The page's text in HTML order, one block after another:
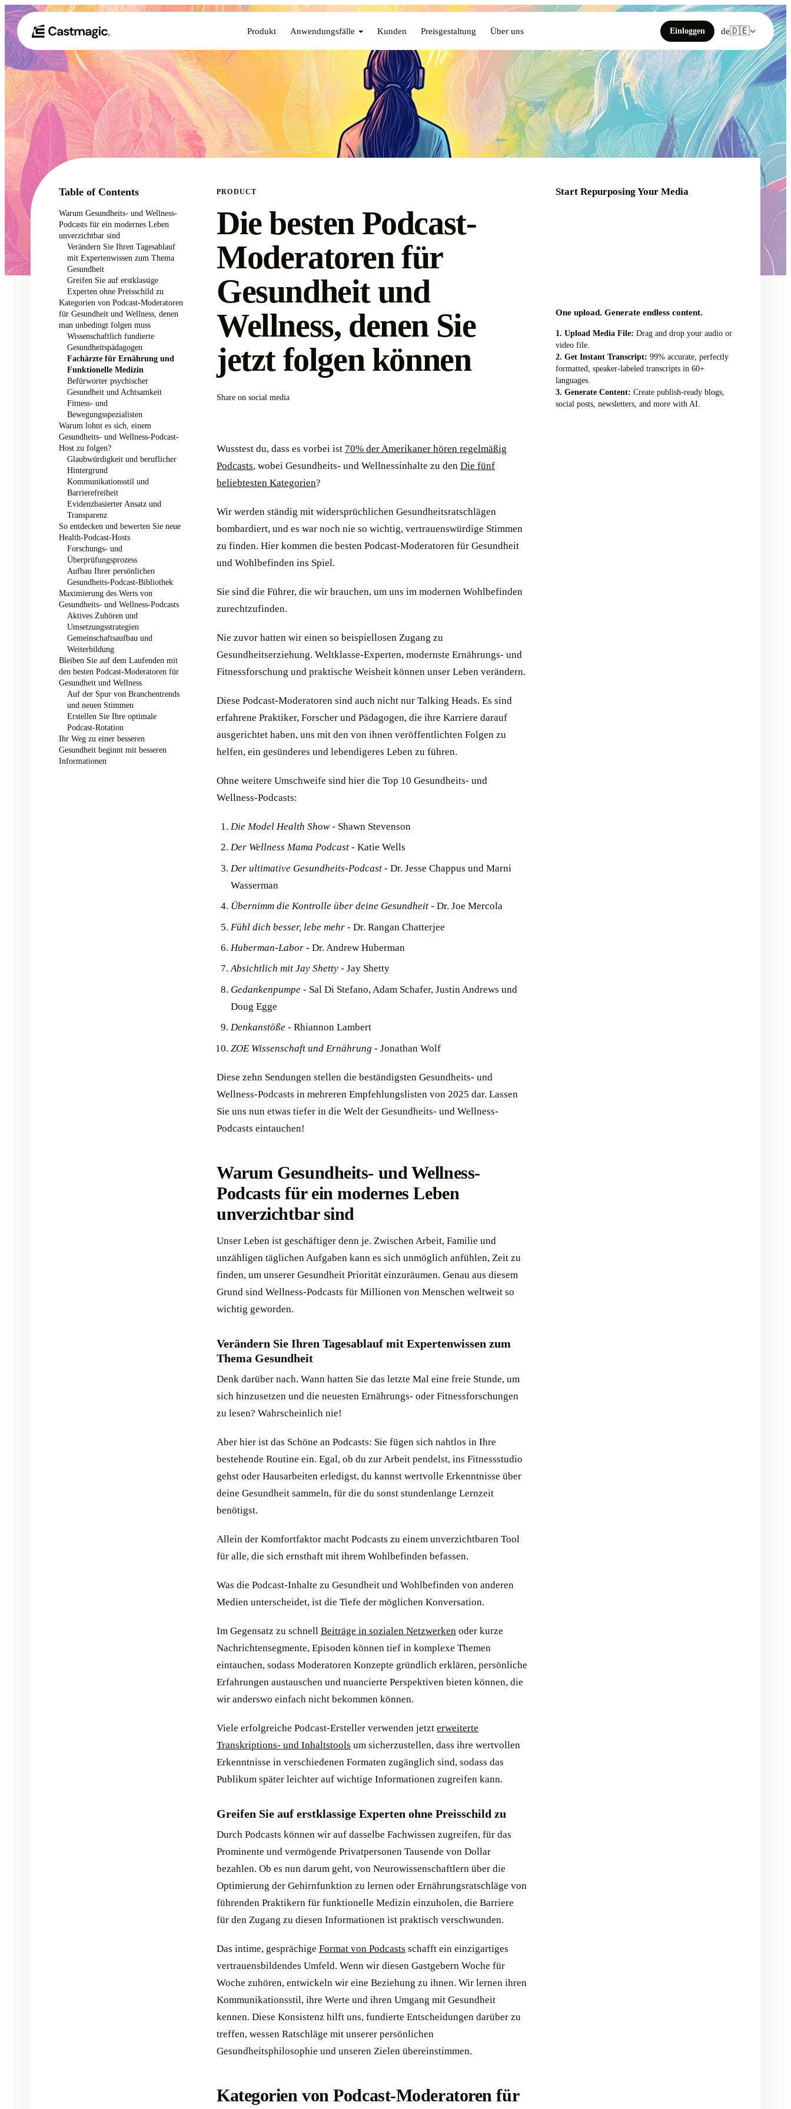
Produkt Anwendungsfälle Kunden Preisgestaltung Über uns Einloggen de🇩🇪
Table of Contents
Warum Gesundheits- und Wellness-
Podcasts für ein modernes Leben
unverzichtbar sind
Verändern Sie Ihren Tagesablauf
mit Expertenwissen zum Thema
Gesundheit
Greifen Sie auf erstklassige
Experten ohne Preisschild zu
Kategorien von Podcast-Moderatoren
für Gesundheit und Wellness, denen
man unbedingt folgen muss
Wissenschaftlich fundierte
Gesundheitspädagogen
Fachärzte für Ernährung und
Funktionelle Medizin
Befürworter psychischer
Gesundheit und Achtsamkeit
Fitness- und
Bewegungsspezialisten
Warum lohnt es sich, einem
Gesundheits- und Wellness-Podcast-
Host zu folgen?
Glaubwürdigkeit und beruflicher
Hintergrund
Kommunikationsstil und
Barrierefreiheit
Evidenzbasierter Ansatz und
Transparenz
So entdecken und bewerten Sie neue
Health-Podcast-Hosts
Forschungs- und
Überprüfungsprozess
Aufbau Ihrer persönlichen
Gesundheits-Podcast-Bibliothek
Maximierung des Werts von
Gesundheits- und Wellness-Podcasts
Aktives Zuhören und
Umsetzungsstrategien
Gemeinschaftsaufbau und
Weiterbildung
Bleiben Sie auf dem Laufenden mit
den besten Podcast-Moderatoren für
Gesundheit und Wellness
Auf der Spur von Branchentrends
und neuen Stimmen
Erstellen Sie Ihre optimale
Podcast-Rotation
Ihr Weg zu einer besseren
Gesundheit beginnt mit besseren
Informationen
PRODUCT
Die besten Podcast-
Moderatoren für
Gesundheit und
Wellness, denen Sie
jetzt folgen können
Share on social media
Wusstest du, dass es vorbei ist 70% der Amerikaner hören regelmäßig
Podcasts, wobei Gesundheits- und Wellnessinhalte zu den Die fünf
beliebtesten Kategorien?
Wir werden ständig mit widersprüchlichen Gesundheitsratschlägen
bombardiert, und es war noch nie so wichtig, vertrauenswürdige Stimmen
zu finden. Hier kommen die besten Podcast-Moderatoren für Gesundheit
und Wohlbefinden ins Spiel.
Sie sind die Führer, die wir brauchen, um uns im modernen Wohlbefinden
zurechtzufinden.
Nie zuvor hatten wir einen so beispiellosen Zugang zu
Gesundheitserziehung. Weltklasse-Experten, modernste Ernährungs- und
Fitnessforschung und praktische Weisheit können unser Leben verändern.
Diese Podcast-Moderatoren sind auch nicht nur Talking Heads. Es sind
erfahrene Praktiker, Forscher und Pädagogen, die ihre Karriere darauf
ausgerichtet haben, uns mit den von ihnen veröffentlichten Folgen zu
helfen, ein gesünderes und lebendigeres Leben zu führen.
Ohne weitere Umschweife sind hier die Top 10 Gesundheits- und
Wellness-Podcasts:
Die Model Health Show- Shawn Stevenson
Der Wellness Mama Podcast - Katie Wells
Der ultimative Gesundheits-Podcast - Dr. Jesse Chappus und Marni
Wasserman
Übernimm die Kontrolle über deine Gesundheit - Dr. Joe Mercola
Fühl dich besser, lebe mehr - Dr. Rangan Chatterjee
Huberman-Labor - Dr. Andrew Huberman
Absichtlich mit Jay Shetty - Jay Shetty
Gedankenpumpe - Sal Di Stefano, Adam Schafer, Justin Andrews und
Doug Egge
Denkanstöße - Rhiannon Lambert
ZOE Wissenschaft und Ernährung - Jonathan Wolf
Diese zehn Sendungen stellen die beständigsten Gesundheits- und
Wellness-Podcasts in mehreren Empfehlungslisten von 2025 dar. Lassen
Sie uns nun etwas tiefer in die Welt der Gesundheits- und Wellness-
Podcasts eintauchen!
Warum Gesundheits- und Wellness-
Podcasts für ein modernes Leben
unverzichtbar sind
Unser Leben ist geschäftiger denn je. Zwischen Arbeit, Familie und
unzähligen täglichen Aufgaben kann es sich unmöglich anfühlen, Zeit zu
finden, um unserer Gesundheit Priorität einzuräumen. Genau aus diesem
Grund sind Wellness-Podcasts für Millionen von Menschen weltweit so
wichtig geworden.
Verändern Sie Ihren Tagesablauf mit Expertenwissen zum
Thema Gesundheit
Denk darüber nach. Wann hatten Sie das letzte Mal eine freie Stunde, um
sich hinzusetzen und die neuesten Ernährungs- oder Fitnessforschungen
zu lesen? Wahrscheinlich nie!
Aber hier ist das Schöne an Podcasts: Sie fügen sich nahtlos in Ihre
bestehende Routine ein. Egal, ob du zur Arbeit pendelst, ins Fitnessstudio
gehst oder Hausarbeiten erledigst, du kannst wertvolle Erkenntnisse über
deine Gesundheit sammeln, für die du sonst stundenlange Lernzeit
benötigst.
Allein der Komfortfaktor macht Podcasts zu einem unverzichtbaren Tool
für alle, die sich ernsthaft mit ihrem Wohlbefinden befassen.
Was die Podcast-Inhalte zu Gesundheit und Wohlbefinden von anderen
Medien unterscheidet, ist die Tiefe der möglichen Konversation.
Im Gegensatz zu schnell Beiträge in sozialen Netzwerken oder kurze
Nachrichtensegmente, Episoden können tief in komplexe Themen
eintauchen, sodass Moderatoren Konzepte gründlich erklären, persönliche
Erfahrungen austauschen und nuancierte Perspektiven bieten können, die
wir anderswo einfach nicht bekommen können.
Viele erfolgreiche Podcast-Ersteller verwenden jetzt erweiterte
Transkriptions- und Inhaltstools um sicherzustellen, dass ihre wertvollen
Erkenntnisse in verschiedenen Formaten zugänglich sind, sodass das
Publikum später leichter auf wichtige Informationen zugreifen kann.
Greifen Sie auf erstklassige Experten ohne Preisschild zu
Durch Podcasts können wir auf dasselbe Fachwissen zugreifen, für das
Prominente und vermögende Privatpersonen Tausende von Dollar
bezahlen. Ob es nun darum geht, von Neurowissenschaftlern über die
Optimierung der Gehirnfunktion zu lernen oder Ernährungsratschläge von
führenden Praktikern für funktionelle Medizin einzuholen, die Barriere
für den Zugang zu diesen Informationen ist praktisch verschwunden.
Das intime, gesprächige Format von Podcasts schafft ein einzigartiges
vertrauensbildendes Umfeld. Wenn wir diesen Gastgebern Woche für
Woche zuhören, entwickeln wir eine Beziehung zu ihnen. Wir lernen ihren
Kommunikationsstil, ihre Werte und ihren Umgang mit Gesundheit
kennen. Diese Konsistenz hilft uns, fundierte Entscheidungen darüber zu
treffen, wessen Ratschläge mit unserer persönlichen
Gesundheitsphilosophie und unseren Zielen übereinstimmen.
Kategorien von Podcast-Moderatoren für
Start Repurposing Your Media
One upload. Generate endless content.
Upload Media File: Drag and drop your audio or
video file.
Get Instant Transcript: 99% accurate, perfectly
formatted, speaker-labeled transcripts in 60+
languages.
Generate Content: Create publish-ready blogs,
social posts, newsletters, and more with AI.